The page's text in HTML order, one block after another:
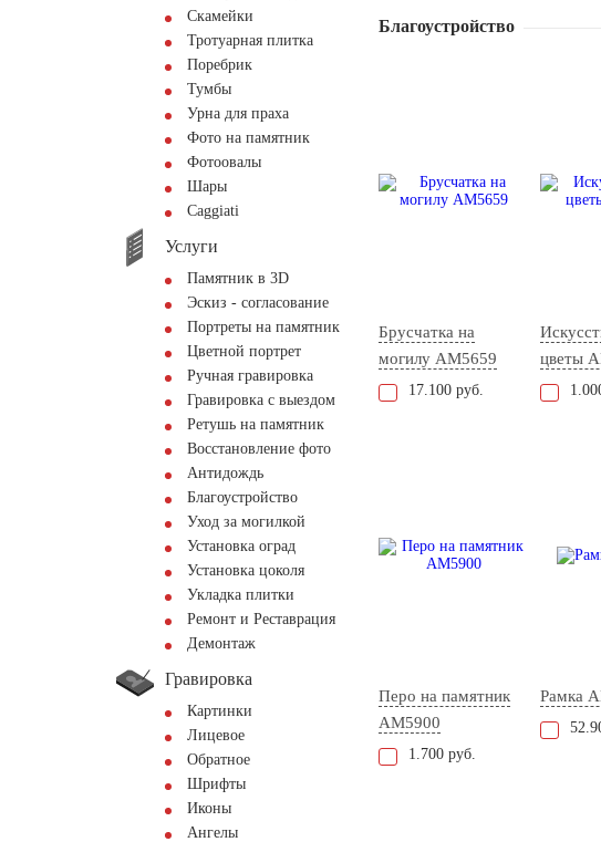
Скамейки
Тротуарная плитка
Поребрик
Тумбы
Урна для праха
Фото на памятник
Фотоовалы
Шары
Сaggiati
Услуги
Памятник в 3D
Эскиз - согласование
Портреты на памятник
Цветной портрет
Ручная гравировка
Гравировка с выездом
Ретушь на памятник
Восстановление фото
Антидождь
Благоустройство
Уход за могилкой
Установка оград
Установка цоколя
Укладка плитки
Ремонт и Реставрация
Демонтаж
Гравировка
Картинки
Лицевое
Обратное
Шрифты
Иконы
Ангелы
Благоустройство
Брусчатка на
могилу AM5659
17.100 руб.
цветы
Перо на памятник
AM5900
1.700 руб.
Рамка